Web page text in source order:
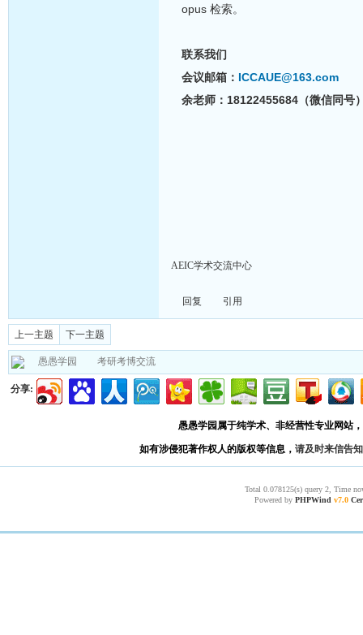
opus 检索。
联系我们
会议邮箱： ICCAUE@163.com
余老师：18122455684（微信同号
AEIC学术交流中心
回复 引用
上一主题 下一主题
愚愚学园 考研考博交流
分享:
愚愚学园属于纯学术、非经营性专业网站
如有涉侵犯著作权人的版权等信息， 请及时来信告知
Total 0.078125(s) query 2, Time
Powered by PHPWind v7.0